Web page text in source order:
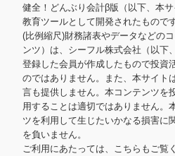
健全！どんぶり会計β版（以下、本
教育ツールとして開発されたもので
(比例縮尺)財務諸表やデータなどの
ンツ）は、シーフル株式会社（以下
登録した会員が作成したもので投資
のではありません。また、本サイト
言も提供しません。本コンテンツを
用することは適切ではありません。
ツを利用して生じたいかなる損害に
を負いません。
ご利用にあたっては、こちらもご覧